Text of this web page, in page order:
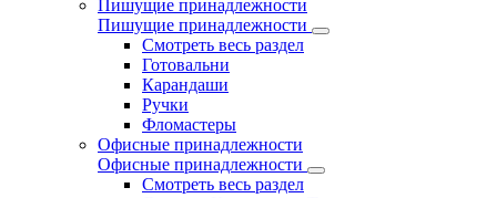
Пишущие принадлежности
Пишущие принадлежности
Смотреть весь раздел
Готовальни
Карандаши
Ручки
Фломастеры
Офисные принадлежности
Офисные принадлежности
Смотреть весь раздел